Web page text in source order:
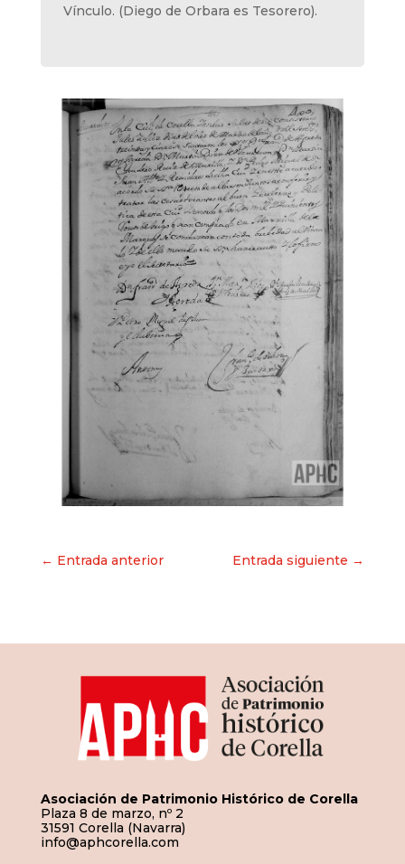
Vínculo. (Diego de Orbara es Tesorero).
Navegación
← Entrada anterior Entrada siguiente →
Asociación de Patrimonio Histórico de Corella
Plaza 8 de marzo, nº 2
31591 Corella (Navarra)
info@aphcorella.com